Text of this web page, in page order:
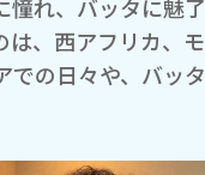
憧れ、バッタに魅了
は、西アフリカ、モ
の日々や、バッタ